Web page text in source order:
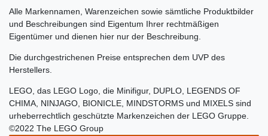
Alle Markennamen, Warenzeichen sowie sämtliche Produktbilder
und Beschreibungen sind Eigentum Ihrer rechtmäßigen
Eigentümer und dienen hier nur der Beschreibung.
Die durchgestrichenen Preise entsprechen dem UVP des
Herstellers.
LEGO, das LEGO Logo, die Minifigur, DUPLO, LEGENDS OF
CHIMA, NINJAGO, BIONICLE, MINDSTORMS und MIXELS sind
urheberrechtlich geschützte Markenzeichen der LEGO Gruppe.
©2022 The LEGO Group